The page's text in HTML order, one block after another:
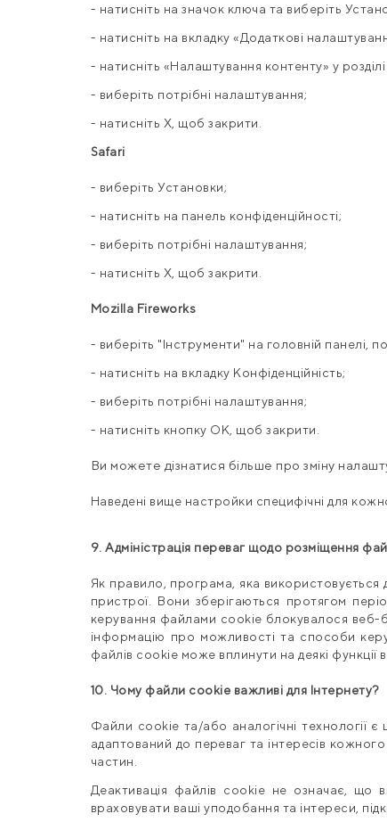
- натисніть на значок ключа та виберіть
- натисніть на вкладку «Додаткові
- натисніть «Налаштування контенту» у розділі
- виберіть потрібні налаштування;
- натисніть X, щоб закрити.
Safari
- виберіть Установки;
- натисніть на панель конфіденційності;
- виберіть потрібні налаштування;
- натисніть X, щоб закрити.
Mozilla Fireworks
- виберіть "Інструменти" на головній панелі,
- натисніть на вкладку Конфіденційність;
- виберіть потрібні налаштування;
- натисніть кнопку OK, щоб закрити.
Ви можете дізнатися більше про зміну
Наведені вище настройки специфічні для
9. Адміністрація переваг щодо розміщення
Як правило, програма, яка використовується
пристрої. Вони зберігаються протягом
керування файлами cookie блокувалося веб-
інформацію про можливості та способи
файлів cookie може вплинути на деякі функції
10. Чому файли cookie важливі для Інтернету?
Файли cookie та/або аналогічні технології
адаптований до переваг та інтересів
частин.
Деактивація файлів cookie не означає, що
враховувати ваші уподобання та інтереси,